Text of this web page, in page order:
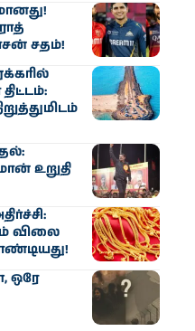
சதம்!
உறுதி
விலை
ஒரே